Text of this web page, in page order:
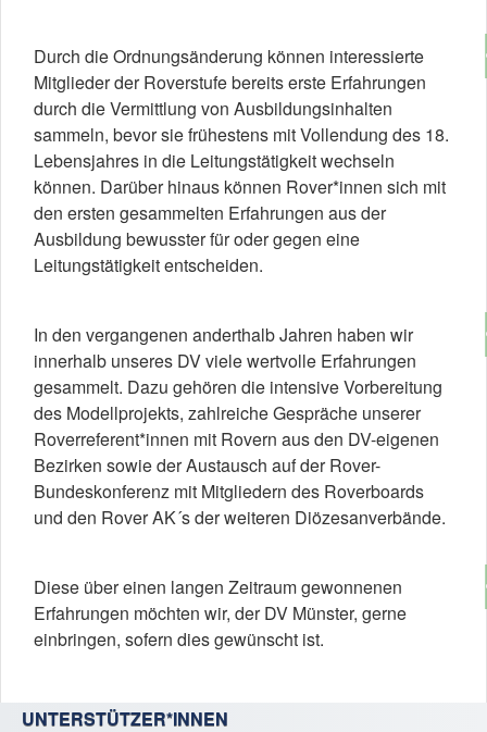
Durch die Ordnungsänderung können interessierte
Mitglieder der Roverstufe bereits erste Erfahrungen
durch die Vermittlung von Ausbildungsinhalten
sammeln, bevor sie frühestens mit Vollendung des 18.
Lebensjahres in die Leitungstätigkeit wechseln
können. Darüber hinaus können Rover*innen sich mit
den ersten gesammelten Erfahrungen aus der
Ausbildung bewusster für oder gegen eine
Leitungstätigkeit entscheiden.
In den vergangenen anderthalb Jahren haben wir
innerhalb unseres DV viele wertvolle Erfahrungen
gesammelt. Dazu gehören die intensive Vorbereitung
des Modellprojekts, zahlreiche Gespräche unserer
Roverreferent*innen mit Rovern aus den DV-eigenen
Bezirken sowie der Austausch auf der Rover-
Bundeskonferenz mit Mitgliedern des Roverboards
und den Rover AK´s der weiteren Diözesanverbände.
Diese über einen langen Zeitraum gewonnenen
Erfahrungen möchten wir, der DV Münster, gerne
einbringen, sofern dies gewünscht ist.
UNTERSTÜTZER*INNEN